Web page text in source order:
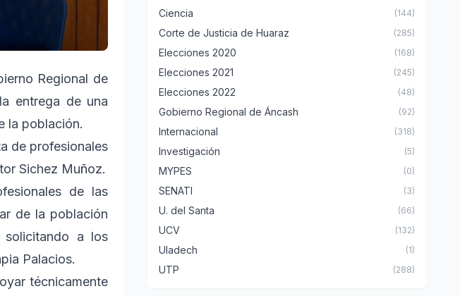
Regional de
entrega de una
la población.
de profesionales
Sichez Muñoz.
de las
de la población
a los
Palacios.
técnicamente
Ciencia (144)
Corte de Justicia de Huaraz (285)
Elecciones 2020 (168)
Elecciones 2021 (245)
Elecciones 2022 (48)
Gobierno Regional de Áncash (92)
Internacional (318)
Investigación (5)
MYPES (0)
SENATI (3)
U. del Santa (66)
UCV (132)
Uladech (1)
UTP (288)